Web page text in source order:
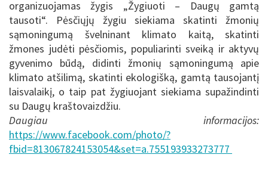
organizuojamas žygis „Žygiuoti – Daugų gamtą
tausoti“. Pėsčiųjų žygiu siekiama skatinti žmonių
sąmoningumą švelninant klimato kaitą, skatinti
žmones judėti pėsčiomis, populiarinti sveiką ir aktyvų
gyvenimo būdą, didinti žmonių sąmoningumą apie
klimato atšilimą, skatinti ekologišką, gamtą tausojantį
laisvalaikį, o taip pat žygiuojant siekiama supažindinti
su Daugų kraštovaizdžiu.
Daugiau informacijos:
https://www.facebook.com/photo/?
fbid=813067824153054&set=a.755193933273777